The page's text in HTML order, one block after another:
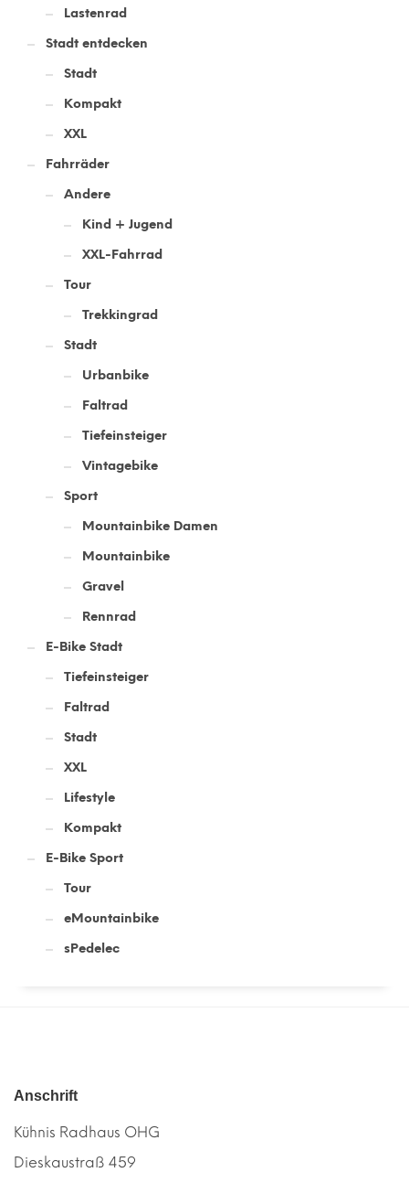
Lastenrad
Stadt entdecken
Stadt
Kompakt
XXL
Fahrräder
Andere
Kind + Jugend
XXL-Fahrrad
Tour
Trekkingrad
Stadt
Urbanbike
Faltrad
Tiefeinsteiger
Vintagebike
Sport
Mountainbike Damen
Mountainbike
Gravel
Rennrad
E-Bike Stadt
Tiefeinsteiger
Faltrad
Stadt
XXL
Lifestyle
Kompakt
E-Bike Sport
Tour
eMountainbike
sPedelec
Anschrift
Kühnis Radhaus OHG
Dieskaustraß 459